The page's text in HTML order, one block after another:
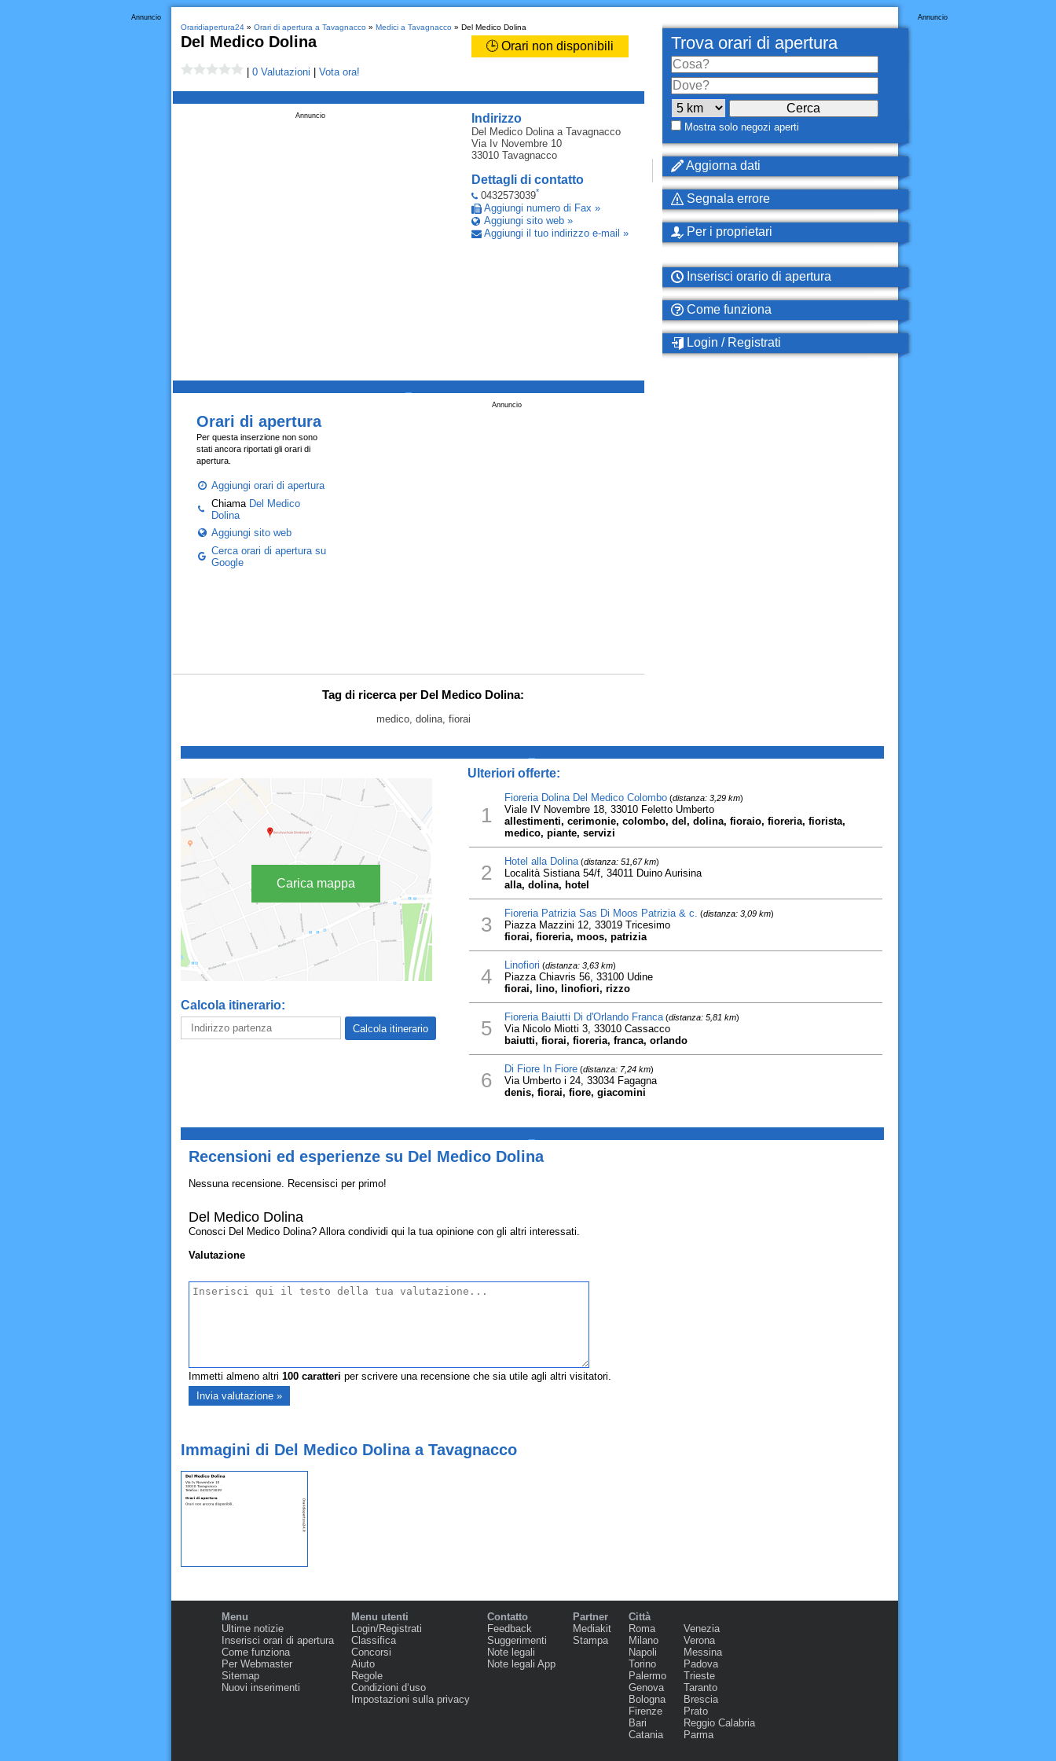
Annuncio
Oraridiapertura24» Orari di apertura a Tavagnacco» Medici a Tavagnacco» Del Medico Dolina
Del Medico Dolina 🕒 Orari non disponibili
0 Valutazioni Vota ora!
Indirizzo
Del Medico Dolinaa Tavagnacco
Via Iv Novembre 10
33010 Tavagnacco
Dettagli di contatto
0432573039*
Aggiungi numero di Fax »
Aggiungi sito web »
Aggiungi il tuo indirizzo e-mail »
Annuncio
Annuncio
Orari di apertura
Per questa inserzione non sono
stati ancora riportati gli orari di
apertura.
Aggiungi orari di apertura
Chiama Del Medico
Dolina
Aggiungi sito web
Cerca orari di apertura su
Google
Tag di ricerca per Del Medico Dolina:
medico, dolina, fiorai
Annuncio
Trova orari di apertura
Mostra solo negozi aperti
Aggiorna dati
Segnala errore
Per i proprietari
Inserisci orario di apertura
Come funziona
Login / Registrati
Carica mappa
Calcola itinerario:
Ulteriori offerte:
1
Fioreria Dolina Del Medico Colombo(distanza: 3,29 km)
Viale IV Novembre 18, 33010 Feletto Umberto
allestimenti, cerimonie, colombo, del, dolina, fioraio, fioreria, fiorista,
medico, piante, servizi
2 Hotel alla Dolina(distanza: 51,67 km)
Località Sistiana 54/f, 34011 Duino Aurisina
alla, dolina, hotel
3 Fioreria Patrizia Sas Di Moos Patrizia & c. (distanza: 3,09 km)
Piazza Mazzini 12, 33019 Tricesimo
fiorai, fioreria, moos, patrizia
4 Linofiori (distanza: 3,63 km)
Piazza Chiavris 56, 33100 Udine
fiorai, lino, linofiori, rizzo
5 Fioreria Baiutti Di d'Orlando Franca(distanza: 5,81 km)
Via Nicolo Miotti 3, 33010 Cassacco
baiutti, fiorai, fioreria, franca, orlando
6 Di Fiore In Fiore(distanza: 7,24 km)
Via Umberto i 24, 33034 Fagagna
denis, fiorai, fiore, giacomini
Recensioni ed esperienze su Del Medico Dolina
Nessuna recensione. Recensisci per primo!
Del Medico Dolina
Conosci Del Medico Dolina? Allora condividi qui la tua opinione con gli altri interessati.
Valutazione
Immetti almeno altri 100caratteri per scrivere una recensione che sia utile agli altri visitatori.
Immagini di Del Medico Dolina a Tavagnacco
Menu
Ultime notizie
Inserisci orari di apertura
Come funziona
Per Webmaster
Sitemap
Nuovi inserimenti
Menu utenti
Login/Registrati
Classifica
Concorsi
Aiuto
Regole
Condizioni d‘uso
Impostazioni sulla privacy
Contatto
Feedback
Suggerimenti
Note legali
Note legali App
Partner
Mediakit
Stampa
Città
Roma
Milano
Napoli
Torino
Palermo
Genova
Bologna
Firenze
Bari
Catania
Venezia
Verona
Messina
Padova
Trieste
Taranto
Brescia
Prato
Reggio Calabria
Parma